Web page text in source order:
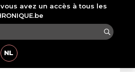
vous avez un accès à tous les
NL